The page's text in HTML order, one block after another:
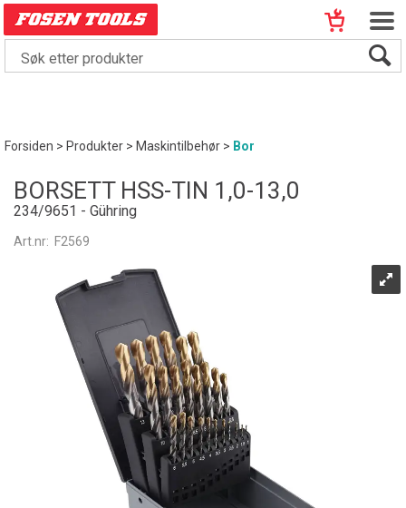
Forsiden>Produkter>Maskintilbehør> Bor
BORSETT HSS-TIN 1,0-13,0
234/9651 - Gühring
Art.nr: F2569